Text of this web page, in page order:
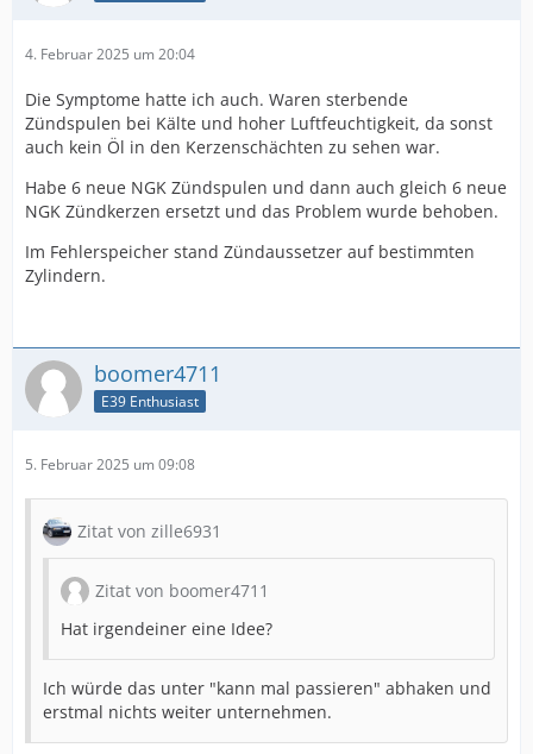
4. Februar 2025 um 20:04
Die Symptome hatte ich auch. Waren sterbende
Zündspulen bei Kälte und hoher Luftfeuchtigkeit, da sonst
auch kein Öl in den Kerzenschächten zu sehen war.
Habe 6 neue NGK Zündspulen und dann auch gleich 6 neue
NGK Zündkerzen ersetzt und das Problem wurde behoben.
Im Fehlerspeicher stand Zündaussetzer auf bestimmten
Zylindern.
boomer4711
E39 Enthusiast
5. Februar 2025 um 09:08
Zitat von zille6931
Zitat von boomer4711
Hat irgendeiner eine Idee?
Ich würde das unter "kann mal passieren" abhaken und
erstmal nichts weiter unternehmen.